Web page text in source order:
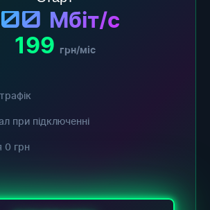
Мбіт/с
199 грн/міс
при підключенні
0 грн